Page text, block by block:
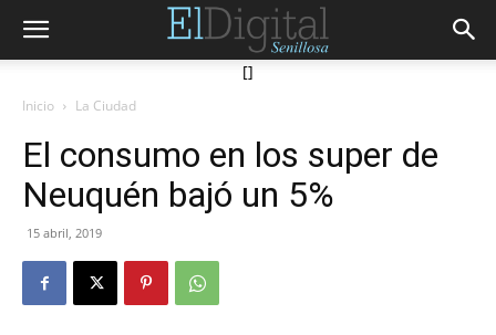
[]
Inicio La Ciudad
El consumo en los super de
Neuquén bajó un 5%
15 abril, 2019